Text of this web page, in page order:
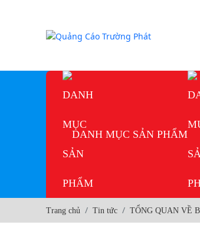
DANH MỤC SẢN PHẨM
Trang chủ Tin tức TỔNG QUAN VỀ